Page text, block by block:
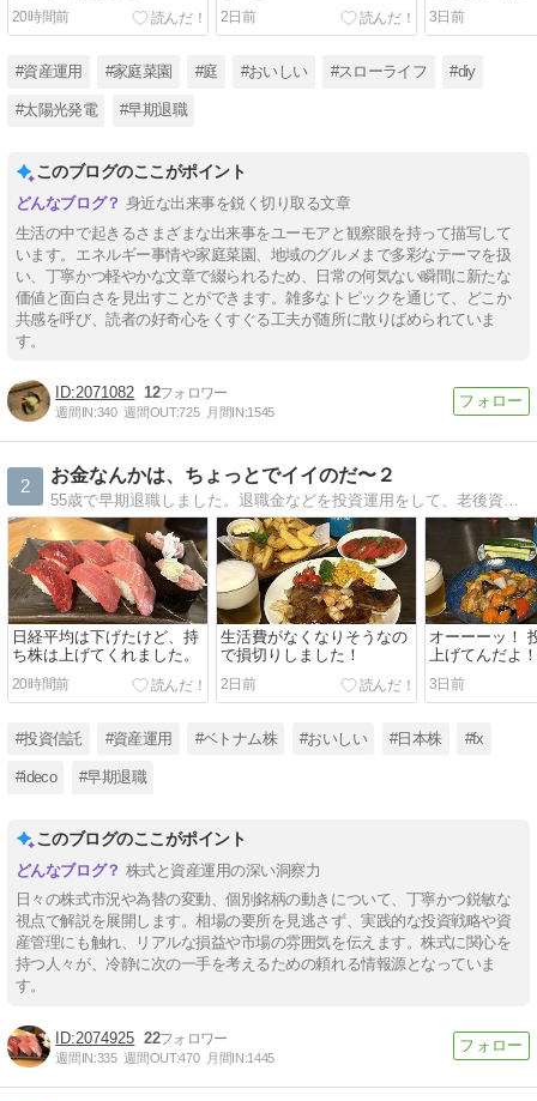
20時間前
2日前
3日前
#資産運用 #家庭菜園 #庭 #おいしい #スローライフ #diy
#太陽光発電 #早期退職
このブログのここがポイント
身近な出来事を鋭く切り取る文章
生活の中で起きるさまざまな出来事をユーモアと観察眼を持って描写して
います。エネルギー事情や家庭菜園、地域のグルメまで多彩なテーマを扱
い、丁寧かつ軽やかな文章で綴られるため、日常の何気ない瞬間に新たな
価値と面白さを見出すことができます。雑多なトピックを通じて、どこか
共感を呼び、読者の好奇心をくすぐる工夫が随所に散りばめられていま
す。
2071082 12
週間IN:340 週間OUT:725 月間IN:1545
2
お金なんかは、ちょっとでイイのだ〜２
55歳で早期退職しました。退職金などを投資運用をして、老後資金にあてたいと思ってますが、上手くいくでしょうか？ 素人投資家の危険な運用記録です。
日経平均は下げたけど、持
ち株は上げてくれました。
20時間前
生活費がなくなりそうなの
で損切りしました！
2日前
オーーーッ！
上げてんだよ！
3日前
#投資信託 #資産運用 #ベトナム株 #おいしい #日本株 #fx
#ideco #早期退職
このブログのここがポイント
株式と資産運用の深い洞察力
日々の株式市況や為替の変動、個別銘柄の動きについて、丁寧かつ鋭敏な
視点で解説を展開します。相場の要所を見逃さず、実践的な投資戦略や資
産管理にも触れ、リアルな損益や市場の雰囲気を伝えます。株式に関心を
持つ人々が、冷静に次の一手を考えるための頼れる情報源となっていま
す。
2074925 22
週間IN:335 週間OUT:470 月間IN:1445